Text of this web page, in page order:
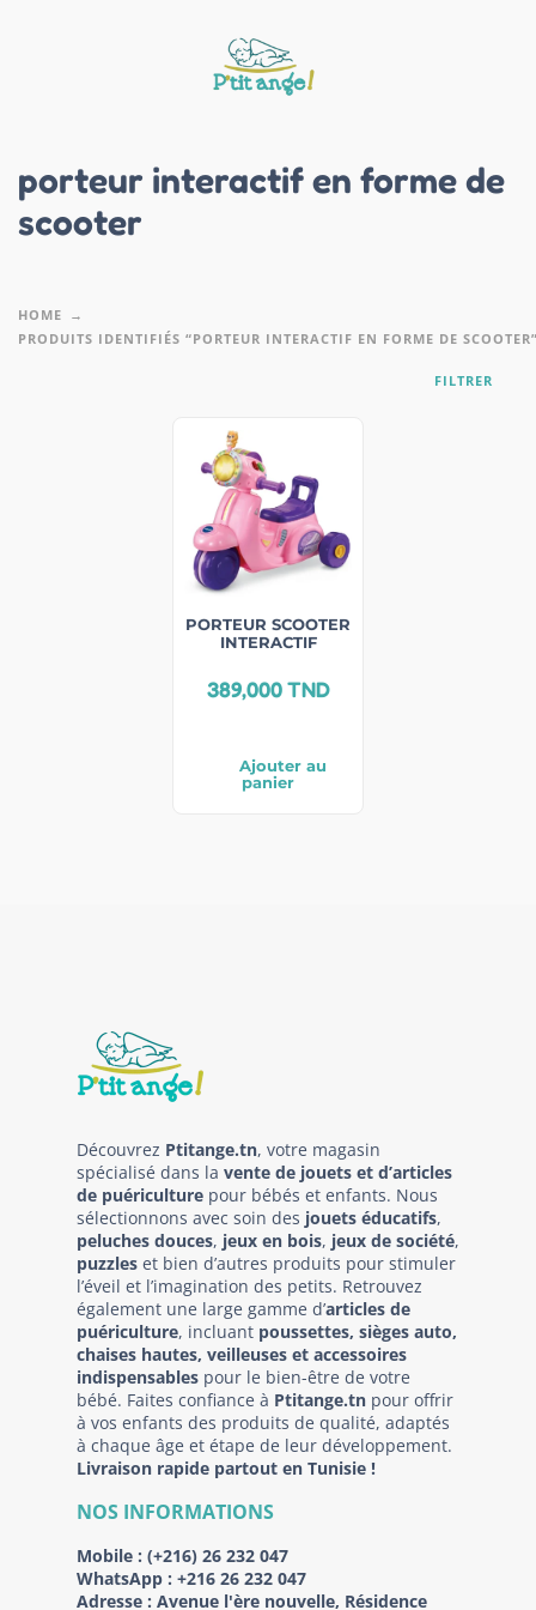
porteur interactif en forme de
scooter
HOME
PRODUITS IDENTIFIÉS “PORTEUR INTERACTIF EN FORME DE
FILTRER
PORTEUR SCOOTER
INTERACTIF
389,000TND
Ajouter au
panier
Découvrez Ptitange.tn, votre magasin
spécialisé dans la vente de jouets et d’articles
de puériculture pour bébés et enfants. Nous
sélectionnons avec soin des jouets éducatifs,
peluches douces, jeux en bois, jeux de société,
puzzles et bien d’autres produits pour stimuler
l’éveil et l’imagination des petits. Retrouvez
également une large gamme d’articles de
puériculture, incluant poussettes, sièges auto,
chaises hautes, veilleuses et accessoires
indispensables pour le bien-être de votre
bébé. Faites confiance à Ptitange.tn pour offrir
à vos enfants des produits de qualité, adaptés
à chaque âge et étape de leur développement.
Livraison rapide partout en Tunisie !
NOS INFORMATIONS
Mobile : (+216) 26 232 047
WhatsApp : +216 26 232 047
Adresse : Avenue l'ère nouvelle, Résidence